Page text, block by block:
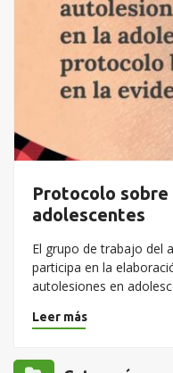
Protocolo
adolescentes
El grupo de trabajo del
participa en la
autolesiones en
Leer más